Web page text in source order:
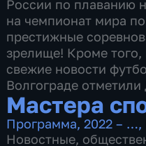
России по плаванию
на чемпионат мира
престижные
зрелище! Кроме того,
свежие новости
Волгограде
Мастера
Программа,2022 – …,
Новостные,